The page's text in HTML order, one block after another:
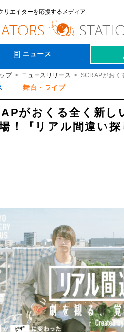
リエイターを応援するメディア
ニュース
会社伝
プ ニュースリリース SCRAPがおく
舞台・ライブ
がおくる全く新し
！『リアル間違い探